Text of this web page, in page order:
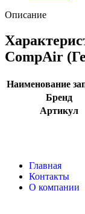
Описание
CompAir
Наименование
Бренд
Артикул
Главная
Контакты
О компании